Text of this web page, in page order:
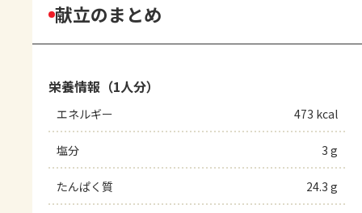
献立のまとめ
栄養情報（1人分）
エネルギー 473 kcal
塩分 3 g
たんぱく質 24.3 g